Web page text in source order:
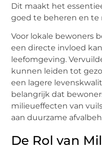
Dit maakt het
goed te beheren en te
Voor lokale bewoners
een directe invloed
leefomgeving.
kunnen leiden tot
een lagere
belangrijk dat
milieueffecten van
aan duurzame
De Rol van